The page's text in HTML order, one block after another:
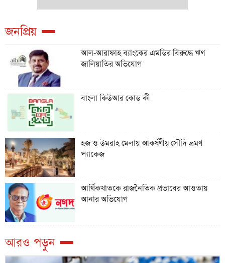
জনপ্রিয়
আল-আরাফাহ ব্যাংকের এমডির বিরুদ্ধে ঋণ
জালিয়াতির অভিযোগ
বাংলা কিউআর কোড কী
হজ ও উমরাহ মেলায় আকর্ষণীয় সৌদি ভ্রমণ
প্যাকেজ
আর্থিকখাতকে রাজনৈতিক প্রভাবের আওতায়
আনার অভিযোগ
আরও পড়ুন